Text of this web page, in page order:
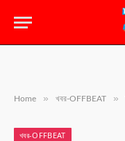
Home » খবর-OFFBEAT »
খবর-OFFBEAT